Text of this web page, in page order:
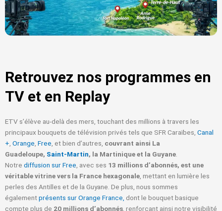
Retrouvez nos programmes en
TV et en Replay
ETV s’élève au-delà des mers, touchant des millions à travers les
principaux bouquets de télévision privés tels que SFR Caraïbes, Canal
+ Orange Free , et bien d’autres, couvrant ainsi La
Guadeloupe, Saint-Martin, la Martinique et la Guyane
Notre diffusion sur Free , avec ses 13 millions d’abonnés, est une
véritable vitrine vers la France hexagonale , mettant en lumière les
perles des Antilles et de la Guyane. De plus, nous sommes
égalementprésents sur Orange France, dont le bouquet basique
compte plus de 20 millions d’abonnés , renforçant ainsi notre visibilité